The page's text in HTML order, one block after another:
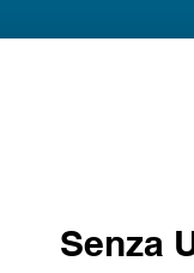
Senza